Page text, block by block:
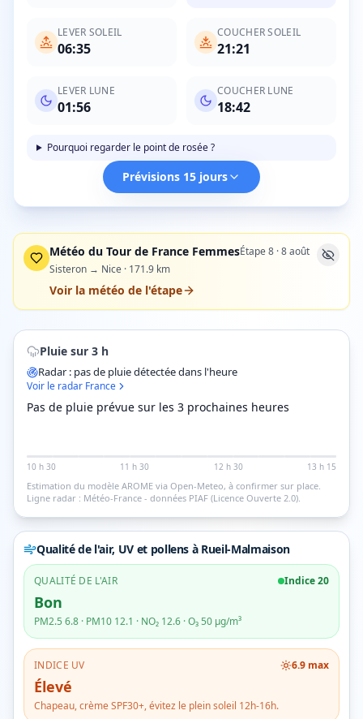
LEVER SOLEIL
06:35
COUCHER SOLEIL
21:21
LEVER LUNE
01:56
COUCHER LUNE
18:42
Pourquoi regarder le point de rosée ?
Prévisions 15 jours
Météo du Tour de France FemmesÉtape8 ·8 août
Sisteron → Nice · 171.9 km
Voir la météo de l'étape
Pluie sur 3 h
Radar : pas de pluie détectée dans l'heure
Voir le radar France
Pas de pluie prévue sur les 3 prochaines heures
10 h 30 11 h 30 12 h 30 13 h 15
Estimation du modèle AROME via Open-Meteo, à confirmer sur place.
Ligne radar : Météo-France - données PIAF (Licence Ouverte 2.0).
Qualité de l'air, UV et pollens à Rueil-Malmaison
QUALITÉ DE L'AIR Indice20
Bon
PM2.5 6.8 · PM10 12.1 · NO₂ 12.6 · O₃50 µg/m³
INDICE UV 6.9 max
Élevé
Chapeau, crème SPF30+, évitez le plein soleil 12h-16h.